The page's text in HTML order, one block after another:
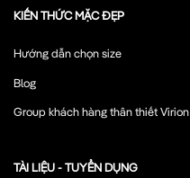
KIẾN THỨC MẶC ĐẸP
Hướng dẫn chọn size
Blog
Group khách hàng thân thiết Virion
TÀI LIỆU - TUYỂN DỤNG